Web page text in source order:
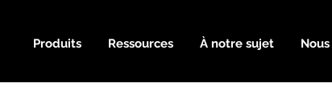
Produits Ressources À notre sujet